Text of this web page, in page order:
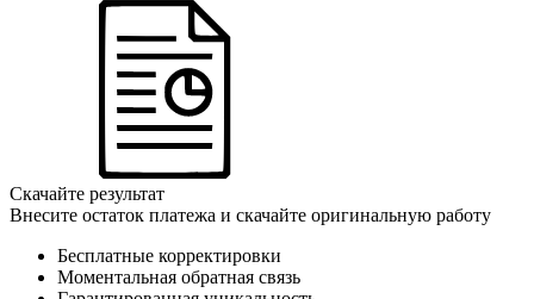
Скачайте результат
Внесите остаток платежа и скачайте оригинальную работу
Бесплатные корректировки
Моментальная обратная связь